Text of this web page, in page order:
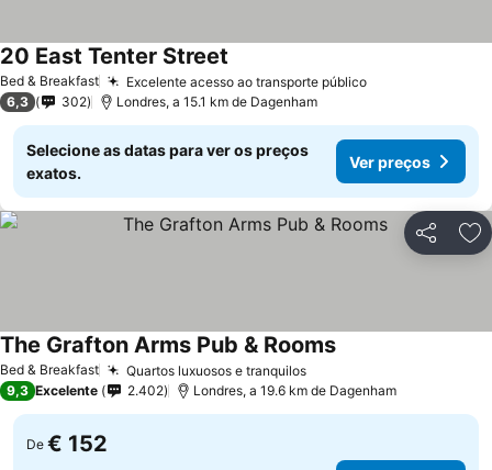
Bed & Breakfast Excelente acesso ao transporte público
20 East Tenter Street
6,3 302 Londres, a 15.1 km de Dagenham
Selecione as datas para ver os preços
exatos.
Ver preços
Partilhar
Bed & Breakfast Quartos luxuosos e tranquilos
The Grafton Arms Pub & Rooms
9,3 Excelente 2.402 Londres, a 19.6 km de Dagenham
De € 152